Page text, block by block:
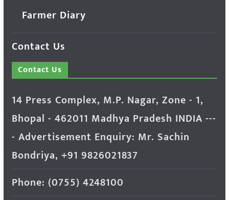
Farmer Diary
Contact Us
Contact Us
14 Press Complex, M.P. Nagar, Zone - 1,
Bhopal - 462011 Madhya Pradesh INDIA ---
- Advertisement Enquiry: Mr. Sachin
Bondriya, +91 9826021837
Phone: (0755) 4248100